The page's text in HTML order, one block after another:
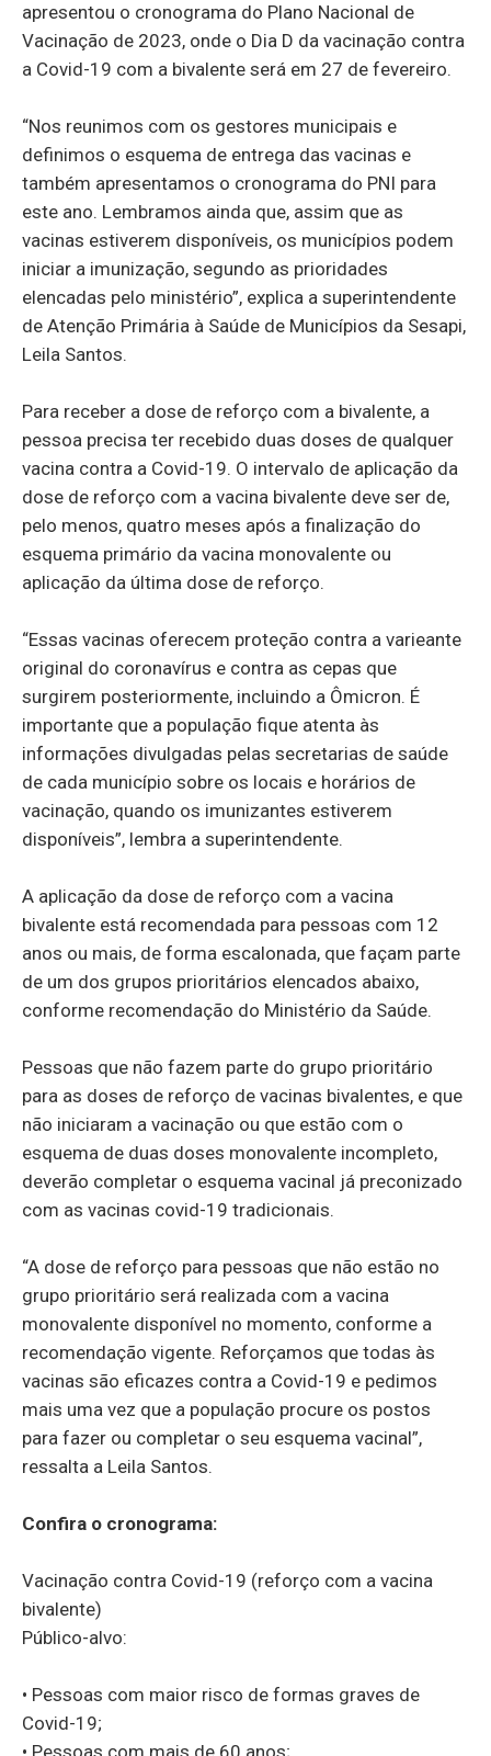
apresentou o cronograma do Plano Nacional de
Vacinação de 2023, onde o Dia D da vacinação contra
a Covid-19 com a bivalente será em 27 de fevereiro.
“Nos reunimos com os gestores municipais e
definimos o esquema de entrega das vacinas e
também apresentamos o cronograma do PNI para
este ano. Lembramos ainda que, assim que as
vacinas estiverem disponíveis, os municípios podem
iniciar a imunização, segundo as prioridades
elencadas pelo ministério”, explica a superintendente
de Atenção Primária à Saúde de Municípios da Sesapi,
Leila Santos.
Para receber a dose de reforço com a bivalente, a
pessoa precisa ter recebido duas doses de qualquer
vacina contra a Covid-19. O intervalo de aplicação da
dose de reforço com a vacina bivalente deve ser de,
pelo menos, quatro meses após a finalização do
esquema primário da vacina monovalente ou
aplicação da última dose de reforço.
“Essas vacinas oferecem proteção contra a varieante
original do coronavírus e contra as cepas que
surgirem posteriormente, incluindo a Ômicron. É
importante que a população fique atenta às
informações divulgadas pelas secretarias de saúde
de cada município sobre os locais e horários de
vacinação, quando os imunizantes estiverem
disponíveis”, lembra a superintendente.
A aplicação da dose de reforço com a vacina
bivalente está recomendada para pessoas com 12
anos ou mais, de forma escalonada, que façam parte
de um dos grupos prioritários elencados abaixo,
conforme recomendação do Ministério da Saúde.
Pessoas que não fazem parte do grupo prioritário
para as doses de reforço de vacinas bivalentes, e que
não iniciaram a vacinação ou que estão com o
esquema de duas doses monovalente incompleto,
deverão completar o esquema vacinal já preconizado
com as vacinas covid-19 tradicionais.
“A dose de reforço para pessoas que não estão no
grupo prioritário será realizada com a vacina
monovalente disponível no momento, conforme a
recomendação vigente. Reforçamos que todas às
vacinas são eficazes contra a Covid-19 e pedimos
mais uma vez que a população procure os postos
para fazer ou completar o seu esquema vacinal”,
ressalta a Leila Santos.
Confira o cronograma:
Vacinação contra Covid-19 (reforço com a vacina
bivalente)
Público-alvo:
• Pessoas com maior risco de formas graves de
Covid-19;
• Pessoas com mais de 60 anos;